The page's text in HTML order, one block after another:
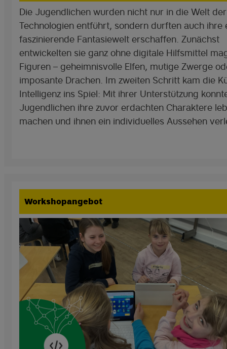
Die Jugendlichen wurden nicht nur in die Welt
Technologien entführt, sondern durften auch ihre
faszinierende Fantasiewelt erschaffen. Zunächst
entwickelten sie ganz ohne digitale Hilfsmittel
Figuren – geheimnisvolle Elfen, mutige Zwerge
imposante Drachen. Im zweiten Schritt kam die
Intelligenz ins Spiel: Mit ihrer Unterstützung
Jugendlichen ihre zuvor erdachten Charaktere
machen und ihnen ein individuelles Aussehen
Workshopangebot